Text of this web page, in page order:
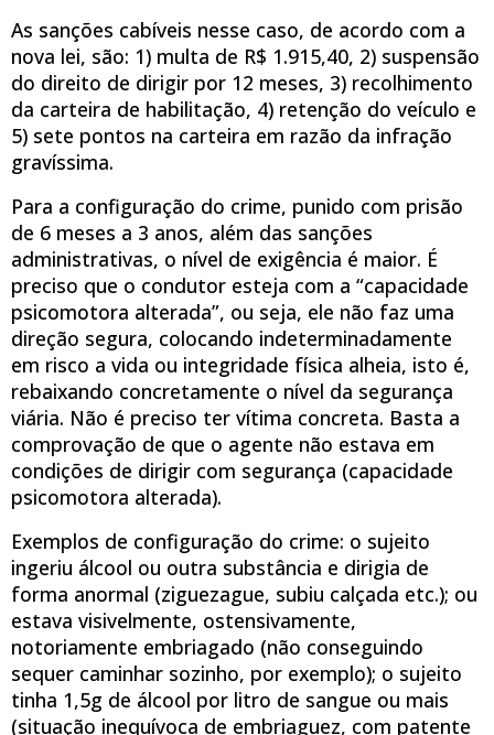
As sanções cabíveis nesse caso, de acordo com a
nova lei, são: 1) multa de R$ 1.915,40, 2) suspensão
do direito de dirigir por 12 meses, 3) recolhimento
da carteira de habilitação, 4) retenção do veículo e
5) sete pontos na carteira em razão da infração
gravíssima.
Para a configuração do crime, punido com prisão
de 6 meses a 3 anos, além das sanções
administrativas, o nível de exigência é maior. É
preciso que o condutor esteja com a “capacidade
psicomotora alterada”, ou seja, ele não faz uma
direção segura, colocando indeterminadamente
em risco a vida ou integridade física alheia, isto é,
rebaixando concretamente o nível da segurança
viária. Não é preciso ter vítima concreta. Basta a
comprovação de que o agente não estava em
condições de dirigir com segurança (capacidade
psicomotora alterada).
Exemplos de configuração do crime: o sujeito
ingeriu álcool ou outra substância e dirigia de
forma anormal (ziguezague, subiu calçada etc.); ou
estava visivelmente, ostensivamente,
notoriamente embriagado (não conseguindo
sequer caminhar sozinho, por exemplo); o sujeito
tinha 1,5g de álcool por litro de sangue ou mais
(situação inequívoca de embriaguez, com patente